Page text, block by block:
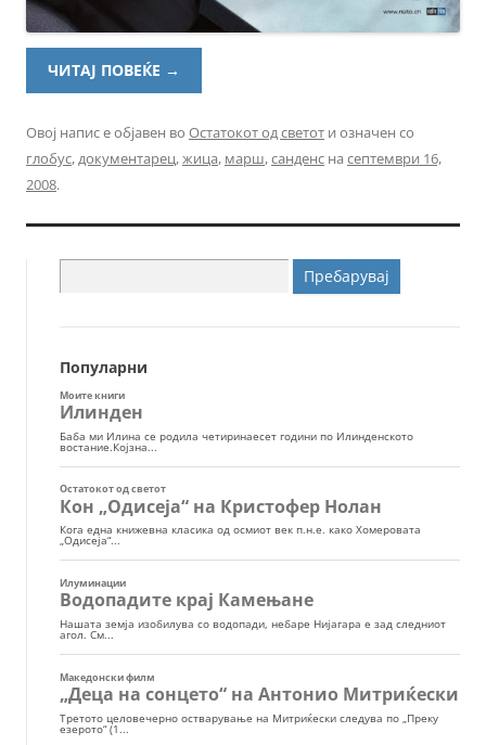
ЧИТАЈ ПОВЕЌЕ →
Овој напис е објавен во Остатокот од светот и означен со
глобус, документарец,жица, марш,санденс на септември 16,
2008.
за:
Популарни